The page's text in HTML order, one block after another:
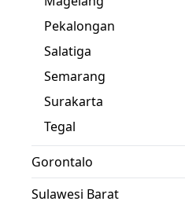
Pekalongan
Salatiga
Semarang
Surakarta
Tegal
Gorontalo
Sulawesi Barat